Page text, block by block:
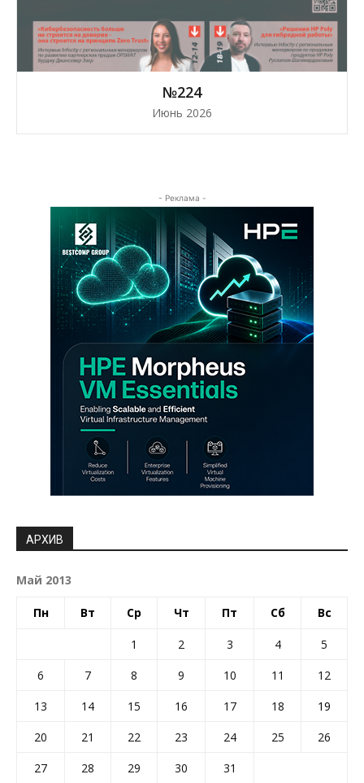
№224
Июнь 2026
- Реклама -
АРХИВ
Май 2013
Пн Вт Ср Чт Пт Сб Вс
1 2 3 4
5
6
7 8 9 10 11
12
13
14 15 16 17 18
19
20
21 22 23 24 25
26
27
28 29 30
31